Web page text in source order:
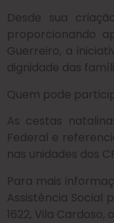
Desde sua
proporcionando
Guerreiro, a
dignidade das
Quem pode
As cestas
Federal e
nas unidades dos
Para mais
Assistência Social
1622, Vila